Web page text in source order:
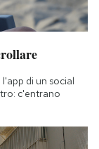
di un social
c'entrano